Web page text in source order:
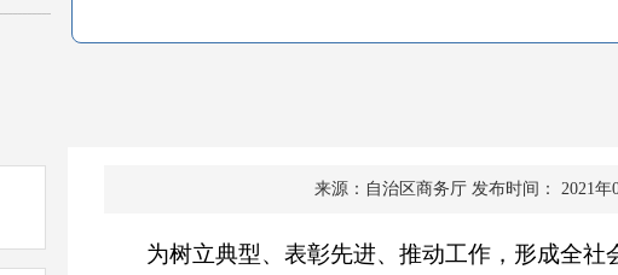
来源：自治区商务厅 发布时间： 2021年
为树立典型、表彰先进、推动工作，形成全